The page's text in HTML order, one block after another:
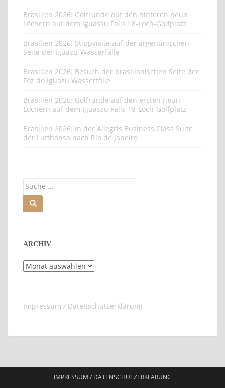
Brasilien 2026: Golfrunde auf den hinteren neun
Löchern auf dem Iguassu Falls 18-Loch-Golfplatz
Brasilien 2026: Stippvisite auf der argentinischen
Seite der Iguazu-Wasserfälle
Brasilien 2026: Besuch der brasilianischen Seite der
Foz do Iguazu Wasserfälle
Brasilien 2026: Golfrunde auf den ersten neun
Löchern auf dem Iguassu Falls 18-Loch-Golfplatz
Brasilien 2026: In der Allegris Business Class Suite
der Lufthansa nach Rio de Janeiro
ARCHIV
Archiv
Impressum / Datenschutzerklärung
IMPRESSUM / DATENSCHUTZERKLÄRUNG